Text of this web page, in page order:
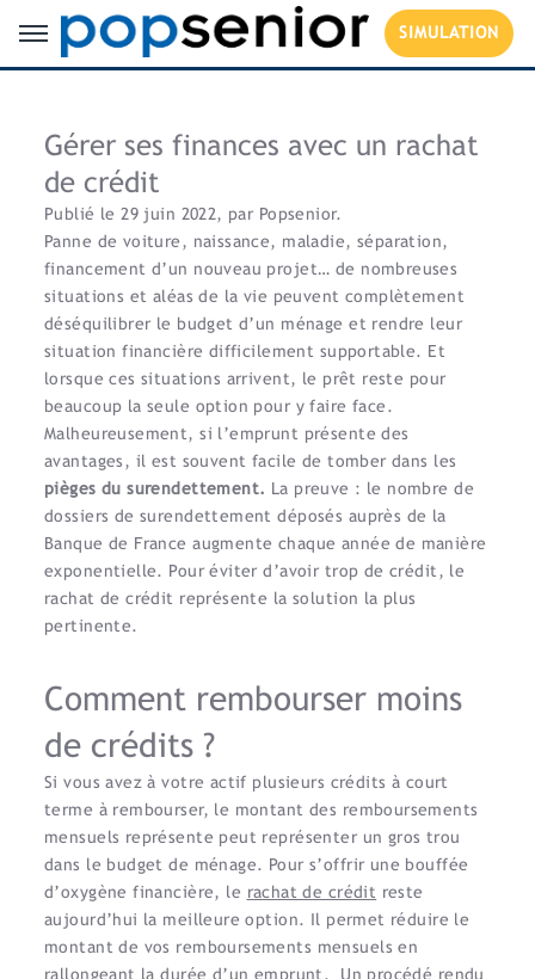
SIMULATION
Gérer ses finances avec un rachat
de crédit
Publié le 29 juin 2022, par Popsenior.
Panne de voiture, naissance, maladie, séparation,
financement d’un nouveau projet… de nombreuses
situations et aléas de la vie peuvent complètement
déséquilibrer le budget d’un ménage et rendre leur
situation financière difficilement supportable. Et
lorsque ces situations arrivent, le prêt reste pour
beaucoup la seule option pour y faire face.
Malheureusement, si l’emprunt présente des
avantages, il est souvent facile de tomber dans les
pièges du surendettement. La preuve : le nombre de
dossiers de surendettement déposés auprès de la
Banque de France augmente chaque année de manière
exponentielle. Pour éviter d’avoir trop de crédit, le
rachat de crédit représente la solution la plus
pertinente.
Comment rembourser moins
de crédits ?
Si vous avez à votre actif plusieurs crédits à court
terme à rembourser, le montant des remboursements
mensuels représente peut représenter un gros trou
dans le budget de ménage. Pour s’offrir une bouffée
d’oxygène financière, le rachat de crédit reste
aujourd’hui la meilleure option. Il permet réduire le
montant de vos remboursements mensuels en
rallongeant la durée d’un emprunt. Un procédé rendu